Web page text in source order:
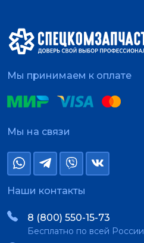
Мы принимаем к оплате
Мы на связи
Наши контакты
8 (800) 550-15-73
Бесплатно по всей России